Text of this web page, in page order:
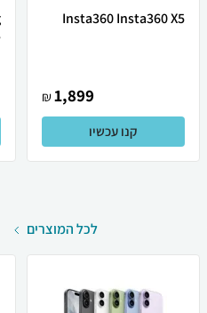
Insta360 Insta360 X5
1,899
₪
קנו עכשיו
לכל המוצרים